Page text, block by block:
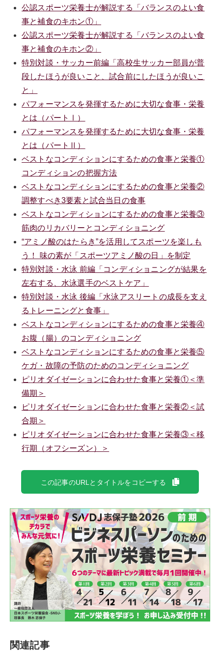
公認スポーツ栄養士が解説する「バランスのよい食
事と補食のキホン①」
公認スポーツ栄養士が解説する「バランスのよい食
事と補食のキホン②」
特別対談・サッカー前編「高校生サッカー部員が普
段したほうが良いこと、試合前にしたほうが良いこ
と」
パフォーマンスを発揮するために大切な食事・栄養
とは（パートⅠ）
パフォーマンスを発揮するために大切な食事・栄養
とは（パートⅡ）
ベストなコンディションにするための食事と栄養①
コンディションの把握方法
ベストなコンディションにするための食事と栄養②
調整すべき3要素と試合当日の食事
ベストなコンディションにするための食事と栄養③
筋肉のリカバリーとコンディショニング
“アミノ酸のはたらき”を活用してスポーツを楽しも
う！ 味の素が「スポーツアミノ酸の日」を制定
特別対談・水泳 前編「コンディショニングが結果を
左右する、水泳選手のベストケア」
特別対談・水泳 後編「水泳アスリートの成長を支え
るトレーニングと食事」
ベストなコンディションにするための食事と栄養④
お腹（腸）のコンディショニング
ベストなコンディションにするための食事と栄養⑤
ケガ・故障の予防のためのコンディショニング
ピリオダイゼーションに合わせた食事と栄養①＜準
備期＞
ピリオダイゼーションに合わせた食事と栄養②＜試
合期＞
ピリオダイゼーションに合わせた食事と栄養③＜移
行期（オフシーズン）＞
この記事のURLとタイトルをコピーする
関連記事